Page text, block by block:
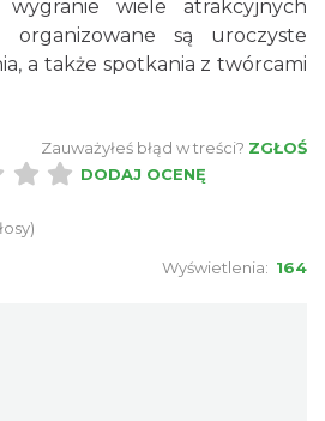
wiele atrakcyjnych
są uroczyste
a także spotkania z twórcami
Zauważyłeś błąd w treści? ZGŁOŚ
DODAJ OCENĘ
Wyświetlenia: 164